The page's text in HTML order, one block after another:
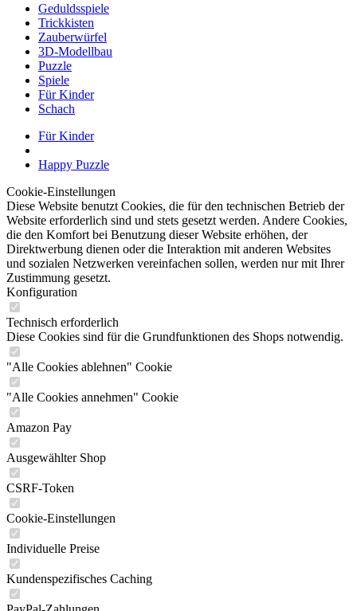
Geduldsspiele
Trickkisten
Zauberwürfel
3D-Modellbau
Puzzle
Spiele
Für Kinder
Schach
Für Kinder
Happy Puzzle
Cookie-Einstellungen
Diese Website benutzt Cookies, die für den technischen Betrieb der
Website erforderlich sind und stets gesetzt werden. Andere Cookies,
die den Komfort bei Benutzung dieser Website erhöhen, der
Direktwerbung dienen oder die Interaktion mit anderen Websites
und sozialen Netzwerken vereinfachen sollen, werden nur mit Ihrer
Zustimmung gesetzt.
Konfiguration
Technisch erforderlich
Diese Cookies sind für die Grundfunktionen des Shops notwendig.
"Alle Cookies ablehnen" Cookie
"Alle Cookies annehmen" Cookie
Amazon Pay
Ausgewählter Shop
CSRF-Token
Cookie-Einstellungen
Individuelle Preise
Kundenspezifisches Caching